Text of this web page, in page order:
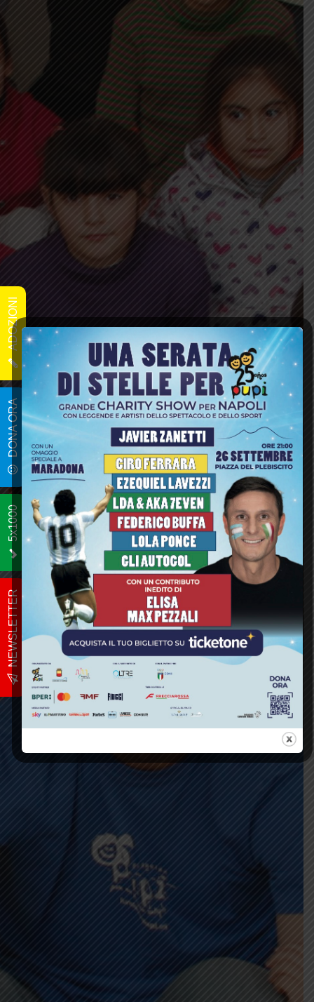
NEWS
NEWSLETTER
5x1000
DONA ORA
ADOZIONI